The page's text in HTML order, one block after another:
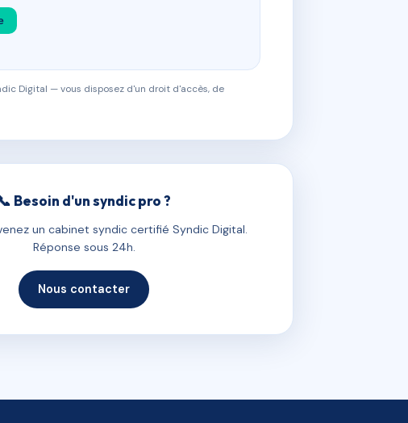
Digital — vous disposez d'un droit d'accès, de
Besoin d'un syndic pro ?
un cabinet syndic certifié Syndic Digital.
Réponse sous 24h.
Nous contacter